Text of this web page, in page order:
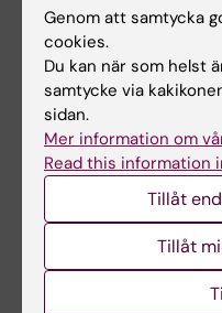
anpassning för
beslut om att
om
komplettering eller
obligatoriska
Innehåll och
förväntade
förmågor får inte
Genom att samtycka
cookies.
Du kan när som helst
samtycke via
sidan.
Mer information om
Read this information
Tillåt
Tillåt